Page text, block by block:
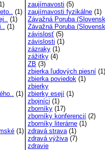
(1)
(1)
(1)
(1)
(1)
zaujímavosti (5)
zaujímavosti fyzikálne (1)
Závažná Poruba
Závažná Poruba
závislosť (5)
závislosti (1)
zázraky (1)
zážitky (4)
ZB (3)
zbierka ľudových piesní (1)
zbierka poviedok (1)
zbierky
zbierky esejí (1)
zbojníci (1)
zborníky (17)
zborníky konferencií (2)
zborníky literárne (1)
zdravá strava(1)
zdravá výživa(7)
zdravie